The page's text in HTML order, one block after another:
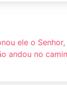
ele o
andou no